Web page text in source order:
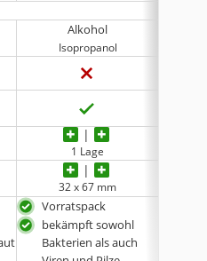
Alkohol
Isopropanol
1 Lage
32 x 67 mm
Vorratspack
bekämpft sowohl
Bakterien als auch